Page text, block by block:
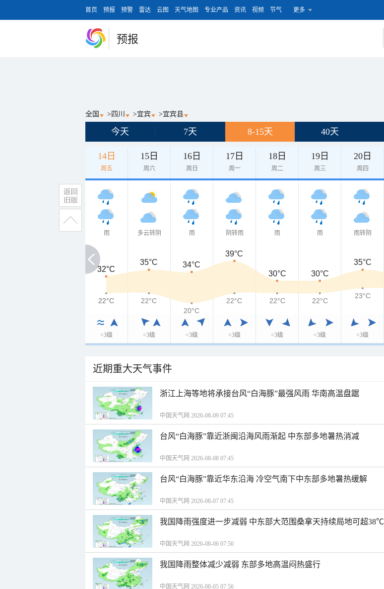
首页 预报 预警 雷达 云图 天气地图 专业产品 资讯 视频 节气 更多
预报
全国 > 四川 >宜宾 >宜宾县
今天 7天 8-15天 40天
14日
周五
15日
周六
16日
周日
17日
周一
18日
周二
19日
周三
20日
周四
雨
<3级
多云转阴
<3级
雨
<3级
阴转雨
<3级
雨
<3级
雨
<3级
雨转阴
<3级
32°C
32°C
35°C 34°C
39°C
30°C 30°C
35°C
22°C
22°C
22°C
20°C
22°C 22°C 22°C
23°C
近期重大天气事件
浙江上海等地将承接台风“白海豚”最强风雨 华南高温盘踞
中国天气网 2026-08-09 07:45
台风“白海豚”靠近浙闽沿海风雨渐起 中东部多地暑热消减
中国天气网 2026-08-08 07:45
台风“白海豚”靠近华东沿海 冷空气南下中东部多地暑热缓解
中国天气网 2026-08-07 07:45
我国降雨强度进一步减弱 中东部大范围桑拿天持续局地可超38℃
中国天气网 2026-08-06 07:50
我国降雨整体减少减弱 东部多地高温闷热盛行
中国天气网 2026-08-05 07:56